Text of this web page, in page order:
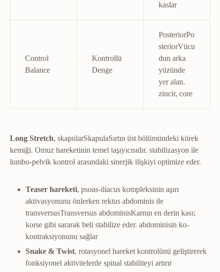
kaslar
Control
Balance
Kontrollü
Denge
PosteriorPo
steriorVücu
dun arka
yüzünde
yer alan.
zincir, core
Long Stretch, skapularSkapulaSırtın üst bölümündeki kürek
kemiği. Omuz hareketinin temel taşıyıcısıdır. stabilizasyon ile
lumbo-pelvik kontrol arasındaki sinerjik ilişkiyi optimize eder.
Teaser hareketi, psoas-iliacus kompleksinin aşırı
aktivasyonunu önlerken rektus abdominis ile
transversusTransversus abdominisKarnın en derin kası;
korse gibi sararak beli stabilize eder. abdominisin ko-
kontraksiyonunu sağlar
Snake & Twist, rotasyonel hareket kontrolünü geliştirerek
fonksiyonel aktivitelerde spinal stabiliteyi artırır